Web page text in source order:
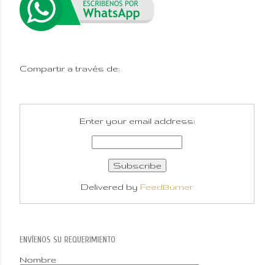
Compartir a través de:
Enter your email address:
Delivered by FeedBurner
ENVÍENOS SU REQUERIMIENTO
Nombre